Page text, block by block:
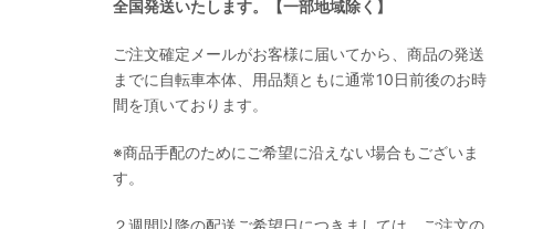
全国発送いたします。【一部地域除く】
ご注文確定メールがお客様に届いてから、商品の発送
までに自転車本体、用品類ともに通常10日前後のお時
間を頂いております。
※商品手配のためにご希望に沿えない場合もございま
す。
２週間以降の配送ご希望日につきましては、ご注文の